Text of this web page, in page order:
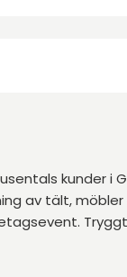
kunder i
av tält, möbler